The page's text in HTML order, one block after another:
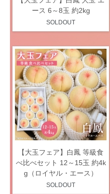
ース 6～8玉 約2kg
SOLDOUT
【大玉フェア】白鳳 等級食
べ比べセット 12～15玉 約4k
g（ロイヤル・エース）
SOLDOUT